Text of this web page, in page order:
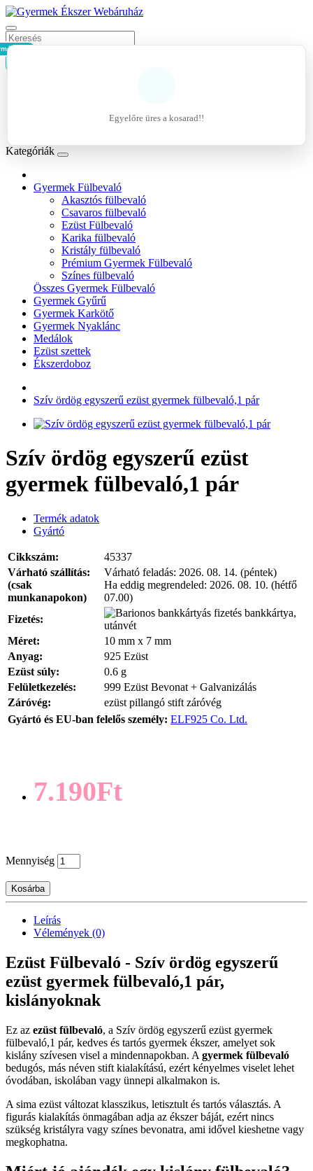
- 0Ft
Egyelőre üres a kosarad!!
Kategóriák
Gyermek Fülbevaló
Akasztós fülbevaló
Csavaros fülbevaló
Ezüst Fülbevaló
Karika fülbevaló
Kristály fülbevaló
Prémium Gyermek Fülbevaló
Színes fülbevaló
Összes Gyermek Fülbevaló
Gyermek Gyűrű
Gyermek Karkötő
Gyermek Nyaklánc
Medálok
Ezüst szettek
Ékszerdoboz
Szív ördög egyszerű ezüst gyermek fülbevaló,1 pár
Szív ördög egyszerű ezüst
gyermek fülbevaló,1 pár
Termék adatok
Gyártó
Cikkszám:
45337
Várható szállítás:
(csak
munkanapokon)
Várható feladás: 2026. 08. 14. (péntek)
Ha eddig megrendeled: 2026. 08. 10. (hétfő
07.00)
Fizetés:
bankkártya,
utánvét
Méret:
10 mm x 7 mm
Anyag:
925 Ezüst
Ezüst súly:
0.6 g
Felületkezelés:
999 Ezüst Bevonat + Galvanizálás
Záróvég:
ezüst pillangó stift záróvég
Gyártó és EU-ban felelős személy: ELF925 Co. Ltd.
7.190Ft
Mennyiség
Kosárba
Leírás
Vélemények (0)
Ezüst Fülbevaló - Szív ördög egyszerű
ezüst gyermek fülbevaló,1 pár,
kislányoknak
Ez az ezüst fülbevaló, a Szív ördög egyszerű ezüst gyermek
fülbevaló,1 pár, kedves és tartós gyermek ékszer, amelyet sok
kislány szívesen visel a mindennapokban. A gyermek fülbevaló
bedugós, más néven stift kialakítású, ezért kényelmes viselet lehet
óvodában, iskolában vagy ünnepi alkalmakon is.
A sima ezüst változat klasszikus, letisztult és tartós választás. A
figurás kialakítás önmagában adja az ékszer báját, ezért nincs
szükség kristályra vagy színes bevonatra, ami idővel kieshetne vagy
megkophatna.